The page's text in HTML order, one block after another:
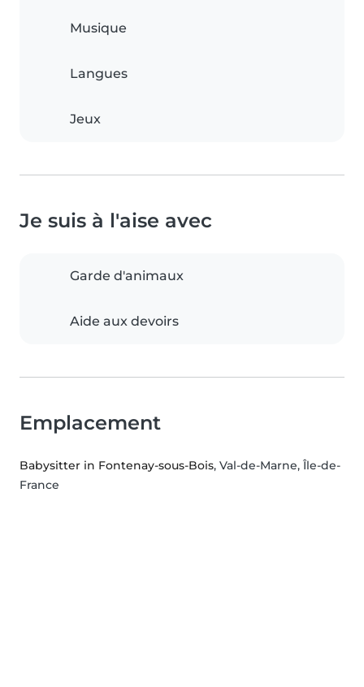
Musique
Langues
Jeux
Je suis à l'aise avec
Garde d'animaux
Aide aux devoirs
Emplacement
Babysitter in Fontenay-sous-Bois, Val-de-Marne, Île-de-
France